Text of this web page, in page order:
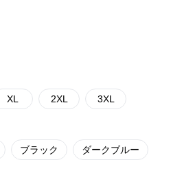
XL 2XL 3XL
ブラック ダークブルー